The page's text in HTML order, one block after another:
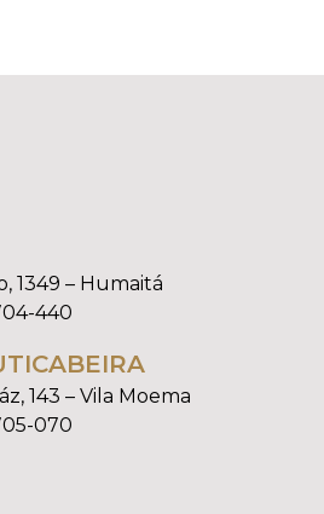
1349 – Humaitá
440
143 – Vila Moema
070